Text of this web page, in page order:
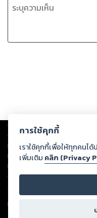
Copyright © 2026
ต่อผลงานหรือเนื้อหาใดที่อัปโหลด
ทรัพย์สินทางปัญญาของบุคคลอื่น
ทุกท่านโปรดใช้วิจารณญาณในกา
หนึ่งส่วนใดขัดต่อกฎหมายและศีล
ดำเนินการในทันที ทั้งนี้ ทางสต
ลิขสิทธิ์ พ.ศ. 2537 (ฉบับล่าสุด)
For support:
Version
การใช้คุกกี้
เราใช้คุกกี้เพื่อให้ทุกคนไ
เพิ่มเติม คลิก (Privacy